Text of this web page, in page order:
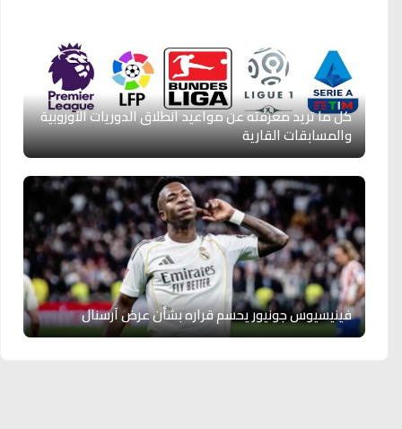
كل ما تريد معرفته عن مواعيد انطلاق الدوريات الأوروبية
والمسابقات القارية
فينيسيوس جونيور يحسم قراره بشأن عرض آرسنال